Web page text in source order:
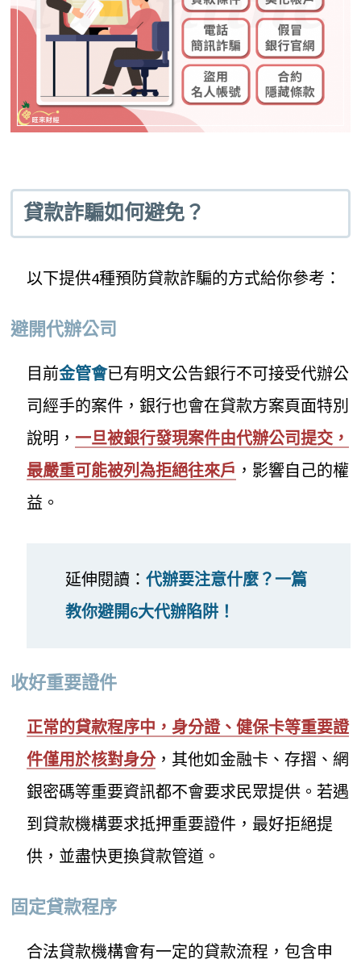
貸款詐騙如何避免？
以下提供4種預防貸款詐騙的方式給你參考：
避開代辦公司
目前金管會已有明文公告銀行不可接受代辦公
司經手的案件，銀行也會在貸款方案頁面特別
說明，一旦被銀行發現案件由代辦公司提交，
最嚴重可能被列為拒絕往來戶 ，影響自己的權
益。
延伸閱讀： 代辦要注意什麼？一篇
教你避開6大代辦陷阱！
收好重要證件
正常的貸款程序中，身分證、健保卡等重要證
件僅用於核對身分，其他如金融卡、存摺、網
銀密碼等重要資訊都不會要求民眾提供。若遇
到貸款機構要求抵押重要證件，最好拒絕提
供，並盡快更換貸款管道。
固定貸款程序
合法貸款機構會有一定的貸款流程，包含申